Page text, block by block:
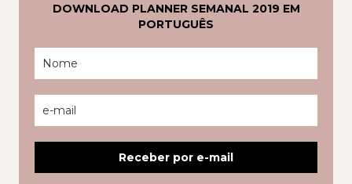
DOWNLOAD PLANNER SEMANAL 2019 EM
PORTUGUÊS
Receber por e-mail